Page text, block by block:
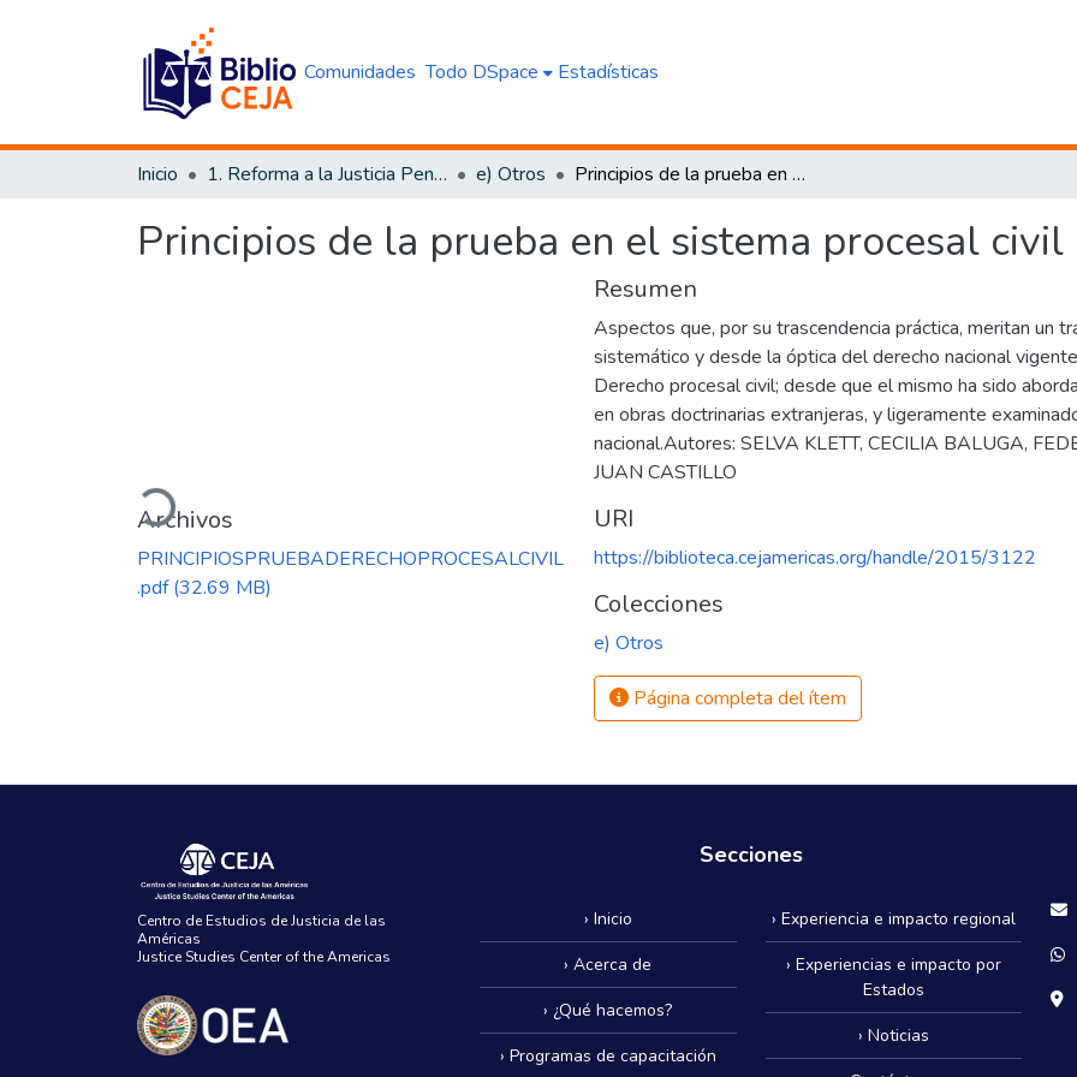
Comunidades Todo DSpace Estadísticas
Inicio 1. Reforma a la Justicia Penal e) Otros Principios de la prueba en el sistema procesal civil
Principios de la prueba en el sistema procesal civil
Cargando...
Archivos
PRINCIPIOSPRUEBADERECHOPROCESALCIVIL
.pdf(32.69 MB)
Resumen
Aspectos que, por su trascendencia práctica, meritan un
sistemático y desde la óptica del derecho nacional
Derecho procesal civil; desde que el mismo ha sido
en obras doctrinarias extranjeras, y ligeramente
nacional.Autores: SELVA KLETT, CECILIA BALUGA,
JUAN CASTILLO
URI
https://biblioteca.cejamericas.org/handle/2015/3122
Colecciones
e) Otros
Página completa del ítem
Centro de Estudios de Justicia de las
Américas
Justice Studies Center of the Americas
Secciones
› Inicio
› Acerca de
› ¿Qué hacemos?
› Programas de capacitación
› Experiencia e impacto regional
› Experiencias e impacto por
Estados
› Noticias